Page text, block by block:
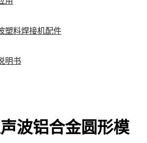
塑料焊接机配件
明书
波铝合金圆形模